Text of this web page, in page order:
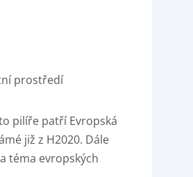
prostředí
pilíře patří Evropská
již z H2020. Dále
téma evropských